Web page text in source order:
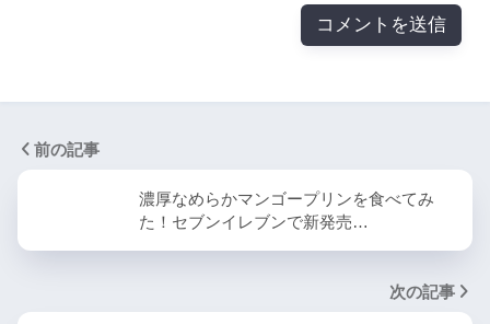
前の記事
濃厚なめらかマンゴープリンを食べてみ
た！セブンイレブンで新発売…
次の記事